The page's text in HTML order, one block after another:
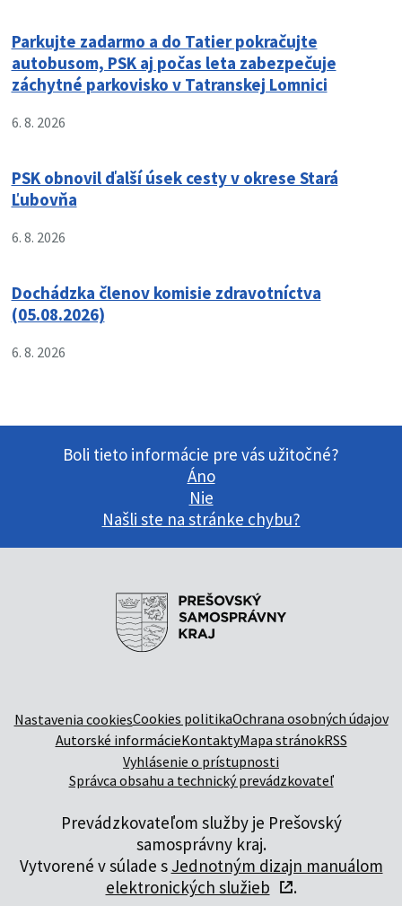
Parkujte zadarmo a do Tatier pokračujte
autobusom, PSK aj počas leta zabezpečuje
záchytné parkovisko v Tatranskej Lomnici
6. 8. 2026
PSK obnovil ďalší úsek cesty v okrese Stará
Ľubovňa
6. 8. 2026
Dochádzka členov komisie zdravotníctva
(05.08.2026)
6. 8. 2026
Boli tieto informácie pre vás užitočné?
Áno
Nie
Našli ste na stránke chybu?
Nastavenia cookiesCookies politikaOchrana osobných údajov
Autorské informácieKontaktyMapa stránokRSS
Vyhlásenie o prístupnosti
Správca obsahu a technický prevádzkovateľ
Prevádzkovateľom služby je Prešovský
samosprávny kraj.
Vytvorené v súlade s Jednotným dizajn manuálom
elektronických služieb
.